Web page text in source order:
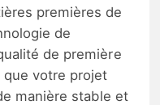
premières de
de
de première
votre projet
manière stable et